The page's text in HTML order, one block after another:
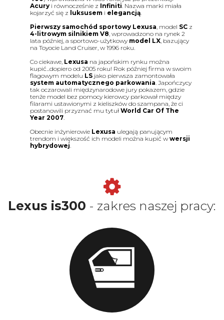
Acury i równocześnie z Infiniti. Nazwa marki miała
kojarzyć się z luksusem i elegancją.
Pierwszy samochód sportowy Lexusa, model SC z
4-litrowym silnikiem V8, wprowadzono na rynek 2
lata później, a sportowo-użytkowy model LX, bazujący
na Toyocie Land Cruiser, w 1996 roku.
Co ciekawe, Lexusa na japońskim rynku można
kupić...dopiero od 2005 roku! Rok później firma w swoim
flagowym modelu LS jako pierwsza zamontowała
system automatycznego parkowania. Japończycy
tak oczarowali międzynarodowe jury pokazem, gdzie
tenże model bez pomocy kierowcy parkował między
filarami ustawionymi z kieliszków do szampana, że ci
postanowili przyznać mu tytuł World Car Of The
Year 2007.
Obecnie inżynierowie Lexusa ulegają panującym
trendom i większość ich modeli można kupić w wersji
hybrydowej.
Lexus is300 - zakres naszej pracy: